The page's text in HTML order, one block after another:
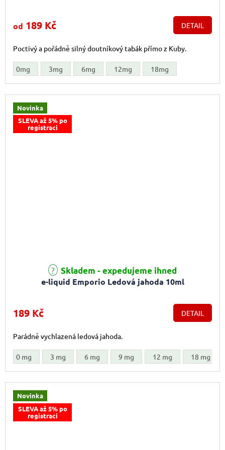
od 189 Kč DETAIL
Poctivý a pořádně silný doutníkový tabák přímo z Kuby.
0mg 3mg 6mg 12mg 18mg
Novinka
SLEVA až 5% po
registraci
e-liquid Emporio Ledová jahoda 10ml
Skladem - expedujeme ihned
189 Kč DETAIL
Parádně vychlazená ledová jahoda.
0 mg 3 mg 6 mg 9 mg 12 mg 18 mg
Novinka
SLEVA až 5% po
registraci